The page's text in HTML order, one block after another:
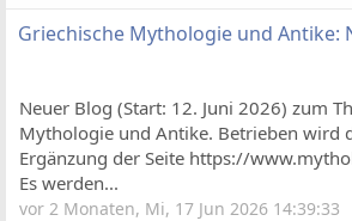
Griechische Mythologie und Antike:
Neuer Blog (Start: 12. Juni 2026) zum
Mythologie und Antike. Betrieben wird
Ergänzung der Seite https://
Es werden...
vor 2 Monaten, Mi, 17 Jun 2026 14:39:33